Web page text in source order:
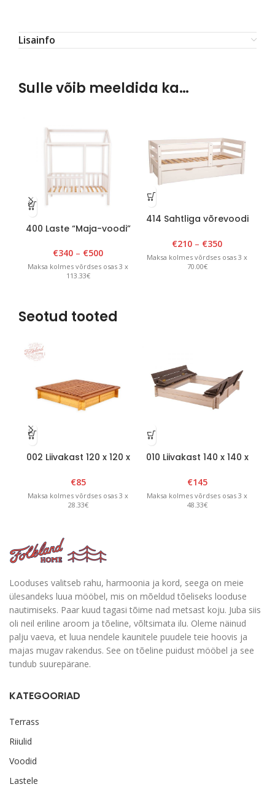
Lisainfo
Sulle võib meeldida ka…
400 Laste “Maja-voodi”
Valge
€340 – €500
Maksa kolmes võrdses osas 3 x
113.33€
414 Sahtliga võrevoodi
€210 – €350
Maksa kolmes võrdses osas 3 x
70.00€
Seotud tooted
002 Liivakast 120 x 120 x
kaanega Pruun/kollane
€85
Maksa kolmes võrdses osas 3 x
28.33€
010 Liivakast 140 x 140 x
kaanega Valge/Grafiit
€145
Maksa kolmes võrdses osas 3 x
48.33€
Looduses valitseb rahu, harmoonia ja kord, seega on meie
ülesandeks luua mööbel, mis on mõeldud tõeliseks looduse
nautimiseks. Paar kuud tagasi tõime nad metsast koju. Juba siis
oli neil eriline aroom ja tõeline, võltsimata ilu. Oleme näinud
palju vaeva, et luua nendele kaunitele puudele teie hoovis ja
majas mugav rakendus. See on tõeline puidust mööbel ja see
tundub suurepärane.
KATEGOORIAD
Terrass
Riiulid
Voodid
Lastele